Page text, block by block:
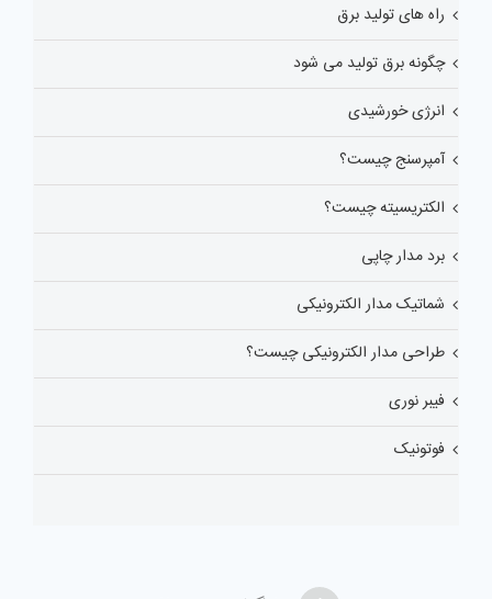
راه های تولید برق
چگونه برق تولید می شود
انرژی خورشیدی
آمپرسنج چیست؟
الکتریسیته چیست؟
برد مدار چاپی
شماتیک مدار الکترونیکی
طراحی مدار الکترونیکی چیست؟
فیبر نوری
فوتونیک